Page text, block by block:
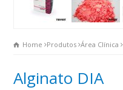
Home Produtos Área Clínica
Alginato DIA